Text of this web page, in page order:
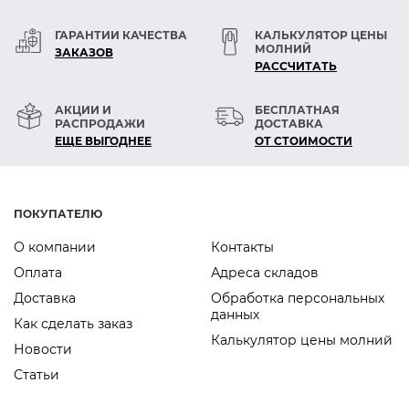
ГАРАНТИИ КАЧЕСТВА
ЗАКАЗОВ
КАЛЬКУЛЯТОР ЦЕНЫ
МОЛНИЙ
РАСCЧИТАТЬ
АКЦИИ И
РАСПРОДАЖИ
ЕЩЕ ВЫГОДНЕЕ
БЕСПЛАТНАЯ
ДОСТАВКА
ОТ СТОИМОСТИ
ПОКУПАТЕЛЮ
О компании
Оплата
Доставка
Как сделать заказ
Новости
Статьи
Контакты
Адреса складов
Обработка персональных
данных
Калькулятор цены молний